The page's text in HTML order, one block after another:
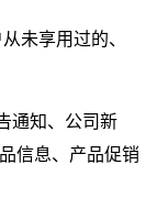
未享用过的、
知、公司新
信息、产品促销